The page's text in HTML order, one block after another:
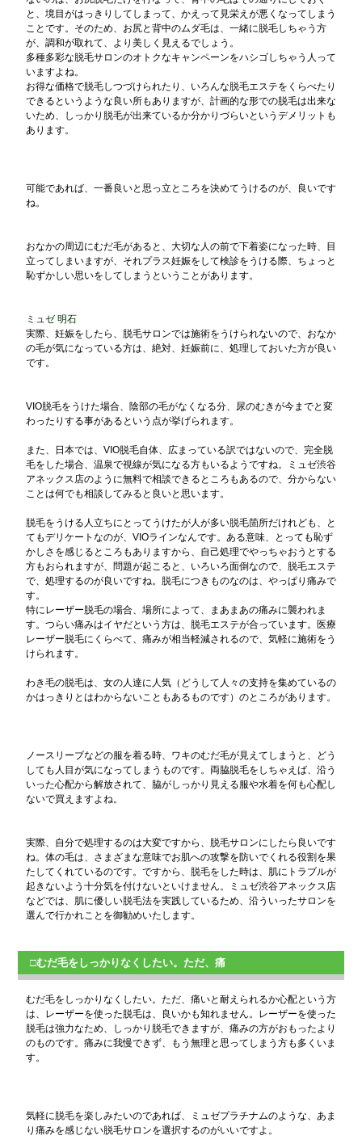
と、境目がはっきりしてしまって、かえって見栄えが悪くなってしまう
ことです。そのため、お尻と背中のムダ毛は、一緒に脱毛しちゃう方
が、調和が取れて、より美しく見えるでしょう。
多種多彩な脱毛サロンのオトクなキャンペーンをハシゴしちゃう人って
いますよね。
お得な価格で脱毛しつづけられたり、いろんな脱毛エステをくらべたり
できるというような良い所もありますが、計画的な形での脱毛は出来な
いため、しっかり脱毛が出来ているか分かりづらいというデメリットも
あります。
可能であれば、一番良いと思っ立ところを決めてうけるのが、良いです
ね。
おなかの周辺にむだ毛があると、大切な人の前で下着姿になった時、目
立ってしまいますが、それプラス妊娠をして検診をうける際、ちょっと
恥ずかしい思いをしてしまうということがあります。
ミュゼ 明石
実際、妊娠をしたら、脱毛サロンでは施術をうけられないので、おなか
の毛が気になっている方は、絶対、妊娠前に、処理しておいた方が良い
です。
VIO脱毛をうけた場合、陰部の毛がなくなる分、尿のむきが今までと変
わったりする事があるという点が挙げられます。
また、日本では、VIO脱毛自体、広まっている訳ではないので、完全脱
毛をした場合、温泉で視線が気になる方もいるようですね。ミュゼ渋谷
アネックス店のように無料で相談できるところもあるので、分からない
ことは何でも相談してみると良いと思います。
脱毛をうける人立ちにとってうけたが人が多い脱毛箇所だけれども、と
てもデリケートなのが、VIOラインなんです。ある意味、とっても恥ず
かしさを感じるところもありますから、自己処理でやっちゃおうとする
方もおられますが、問題が起こると、いろいろ面倒なので、脱毛エステ
で、処理するのが良いですね。脱毛につきものなのは、やっぱり痛みで
す。
特にレーザー脱毛の場合、場所によって、まあまあの痛みに襲われま
す。つらい痛みはイヤだという方は、脱毛エステが合っています。医療
レーザー脱毛にくらべて、痛みが相当軽減されるので、気軽に施術をう
けられます。
わき毛の脱毛は、女の人達に人気（どうして人々の支持を集めているの
かはっきりとはわからないこともあるものです）のところがあります。
ノースリーブなどの服を着る時、ワキのむだ毛が見えてしまうと、どう
しても人目が気になってしまうものです。両脇脱毛をしちゃえば、沿う
いった心配から解放されて、脇がしっかり見える服や水着を何も心配し
ないで買えますよね。
実際、自分で処理するのは大変ですから、脱毛サロンにしたら良いです
ね。体の毛は、さまざまな意味でお肌への攻撃を防いでくれる役割を果
たしてくれているのです。ですから、脱毛をした時は、肌にトラブルが
起きないよう十分気を付けないといけません。ミュゼ渋谷アネックス店
などでは、肌に優しい脱毛法を実践しているため、沿ういったサロンを
選んで行かれことを御勧めいたします。
□むだ毛をしっかりなくしたい。ただ、痛
むだ毛をしっかりなくしたい。ただ、痛いと耐えられるか心配という方
は、レーザーを使った脱毛は、良いかも知れません。レーザーを使った
脱毛は強力なため、しっかり脱毛できますが、痛みの方がおもったより
のものです。痛みに我慢できず、もう無理と思ってしまう方も多くいま
す。
気軽に脱毛を楽しみたいのであれば、ミュゼプラチナムのような、あま
り痛みを感じない脱毛サロンを選択するのがいいですよ。